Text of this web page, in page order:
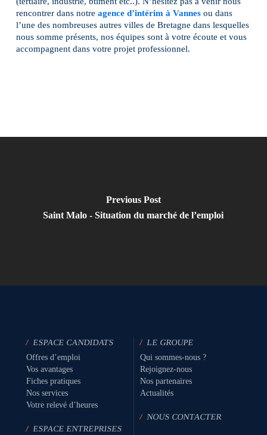
rencontrer dans notre agence d’intérim à Vannesou dans
l’une des nombreuses autres villes de Bretagne dans lesquelles
nous somme présents, nos équipes sont à votre écoute et vous
accompagnent dans votre projet professionnel.
Previous Post
Saint Malo - Situation du marché de l’emploi
/ ESPACE CANDIDATS
Offres d’emploi
Vos avantages
Fiches pratiques
Nos services
Votre relevé d’heures
/ ESPACE ENTREPRISES
/ LE GROUPE
Qui sommes-nous ?
Rejoignez-nous
Nos partenaires
Actualités
/NOUS CONTACTER